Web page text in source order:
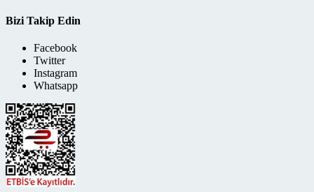
Bizi Takip Edin
Facebook
Twitter
Instagram
Whatsapp